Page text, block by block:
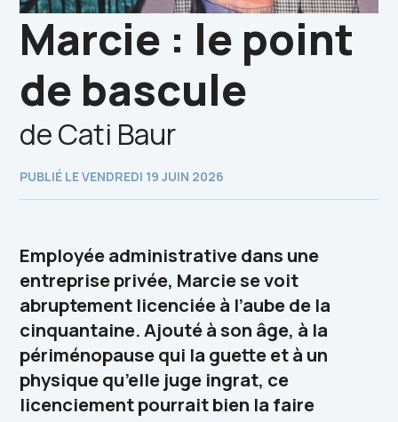
Marcie : le point
de bascule
de Cati Baur
PUBLIÉ LE VENDREDI 19 JUIN 2026
Employée administrative dans une
entreprise privée, Marcie se voit
abruptement licenciée à l’aube de la
cinquantaine. Ajouté à son âge, à la
périménopause qui la guette et à un
physique qu’elle juge ingrat, ce
licenciement pourrait bien la faire